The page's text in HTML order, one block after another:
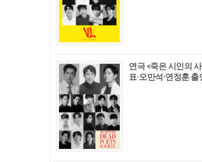
연극 <죽은 시인의
표·오만석·연정훈 출